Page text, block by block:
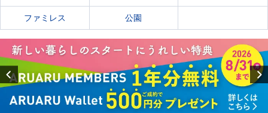
ファミレス 公園
Previous